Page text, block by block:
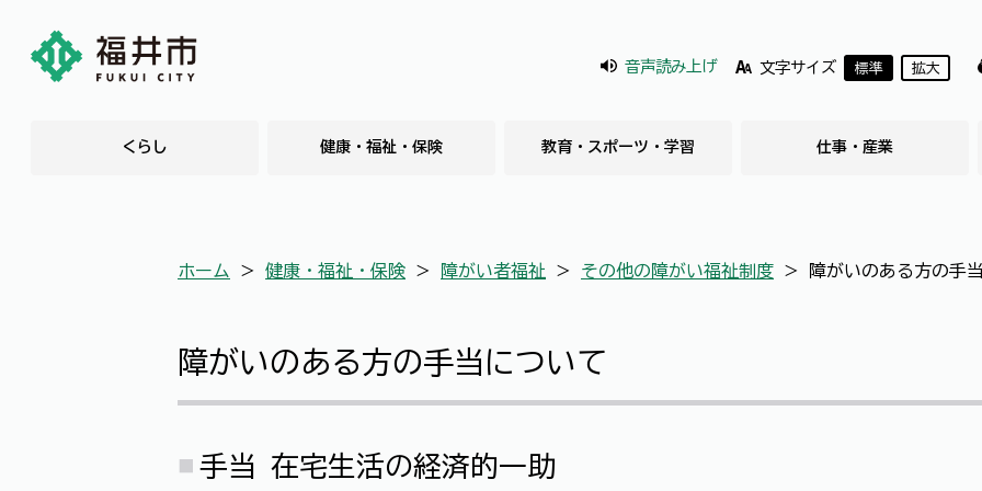
音声読み上げ 文字サイズ 標準 拡大
くらし 健康・福祉・保険 教育・スポーツ・学習 仕事・産業
ホーム ＞ 健康・福祉・保険 ＞ 障がい者福祉 ＞ その他の障がい福祉制度 ＞ 障がいのある方の手
障がいのある方の手当について
手当 在宅生活の経済的一助